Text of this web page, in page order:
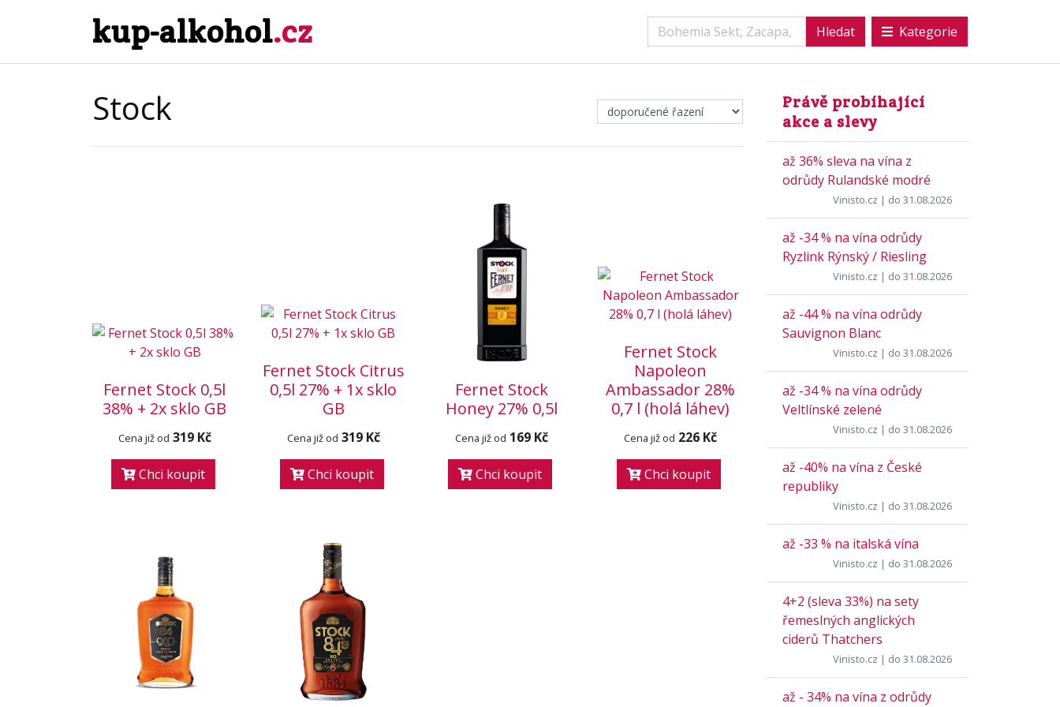
kup-alkohol.cz Kategorie
Stock
Fernet Stock 0,5l
38% + 2x sklo GB
Cena již od 319 Kč
Chci koupit
Fernet Stock Citrus
0,5l 27% + 1x sklo
GB
Cena již od 319 Kč
Chci koupit
Fernet Stock
Honey 27% 0,5l
Cena již od 169 Kč
Chci koupit
Fernet Stock
Napoleon
Ambassador 28%
0,7 l (holá láhev)
Cena již od 226 Kč
Chci koupit
Právě probíhající
akce a slevy
až 36% sleva na vína z
odrůdy Rulandské modré
Vinisto.cz | do 31.08.2026
až -34 % na vína odrůdy
Ryzlink Rýnský / Riesling
Vinisto.cz | do 31.08.2026
až -44 % na vína odrůdy
Sauvignon Blanc
Vinisto.cz | do 31.08.2026
až -34 % na vína odrůdy
Veltlínské zelené
Vinisto.cz | do 31.08.2026
až -40% na vína z České
republiky
Vinisto.cz | do 31.08.2026
až -33 % na italská vína
Vinisto.cz | do 31.08.2026
4+2 (sleva 33%) na sety
řemeslných anglických
ciderů Thatchers
Vinisto.cz | do 31.08.2026
až - 34% na vína z odrůdy